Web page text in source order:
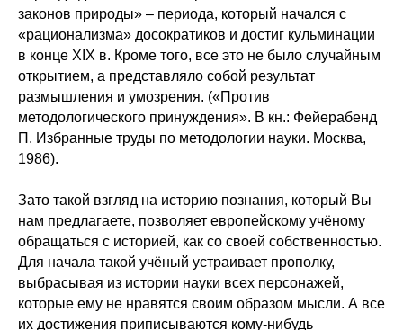
законов природы» – периода, который начался с
«рационализма» досократиков и достиг кульминации
в конце XIX в. Кроме того, все это не было случайным
открытием, а представляло собой результат
размышления и умозрения. («Против
методологического принуждения». В кн.: Фейерабенд
П. Избранные труды по методологии науки. Москва,
1986).
Зато такой взгляд на историю познания, который Вы
нам предлагаете, позволяет европейскому учёному
обращаться с историей, как со своей собственностью.
Для начала такой учёный устраивает прополку,
выбрасывая из истории науки всех персонажей,
которые ему не нравятся своим образом мысли. А все
их достижения приписываются кому-нибудь